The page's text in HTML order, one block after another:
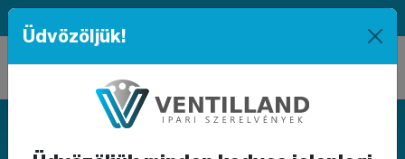
Termékkategóriák
Üdvözöljük!